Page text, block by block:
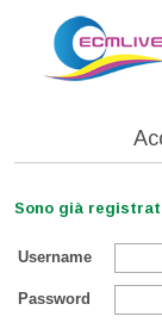
Sono già
Username
Password